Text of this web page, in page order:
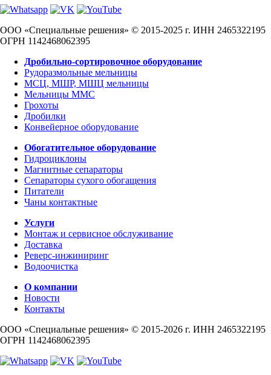
ООО «Специальные решения» © 2015-2025 г. ИНН 2465322195
ОГРН 1142468062395
Дробильно-сортировочное оборудование
Рудоразмольные мельницы
МСЦ, МШР, МШЦ мельницы
Мельницы ММС
Грохоты
Дробилки
Конвейерное оборудование
Обогатительное оборудование
Гидроциклоны
Магнитные сепараторы
Сепараторы сухого обогащения
Питатели
Чаны контактные
Услуги
Монтаж и сервисное обслуживание
Доставка
Реверс-инжиниринг
Водоочистка
О компании
Новости
Контакты
ООО «Специальные решения» © 2015-2026 г. ИНН 2465322195
ОГРН 1142468062395